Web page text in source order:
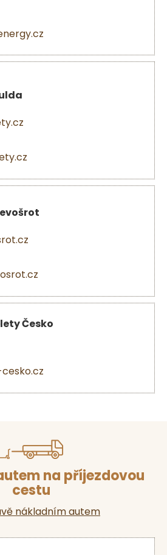
Česko
na příjezdovou
cestu
nákladním autem